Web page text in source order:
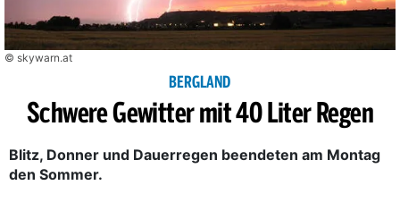
© skywarn.at
BERGLAND
Schwere Gewitter mit 40 Liter Regen
Blitz, Donner und Dauerregen beendeten am Montag
den Sommer.